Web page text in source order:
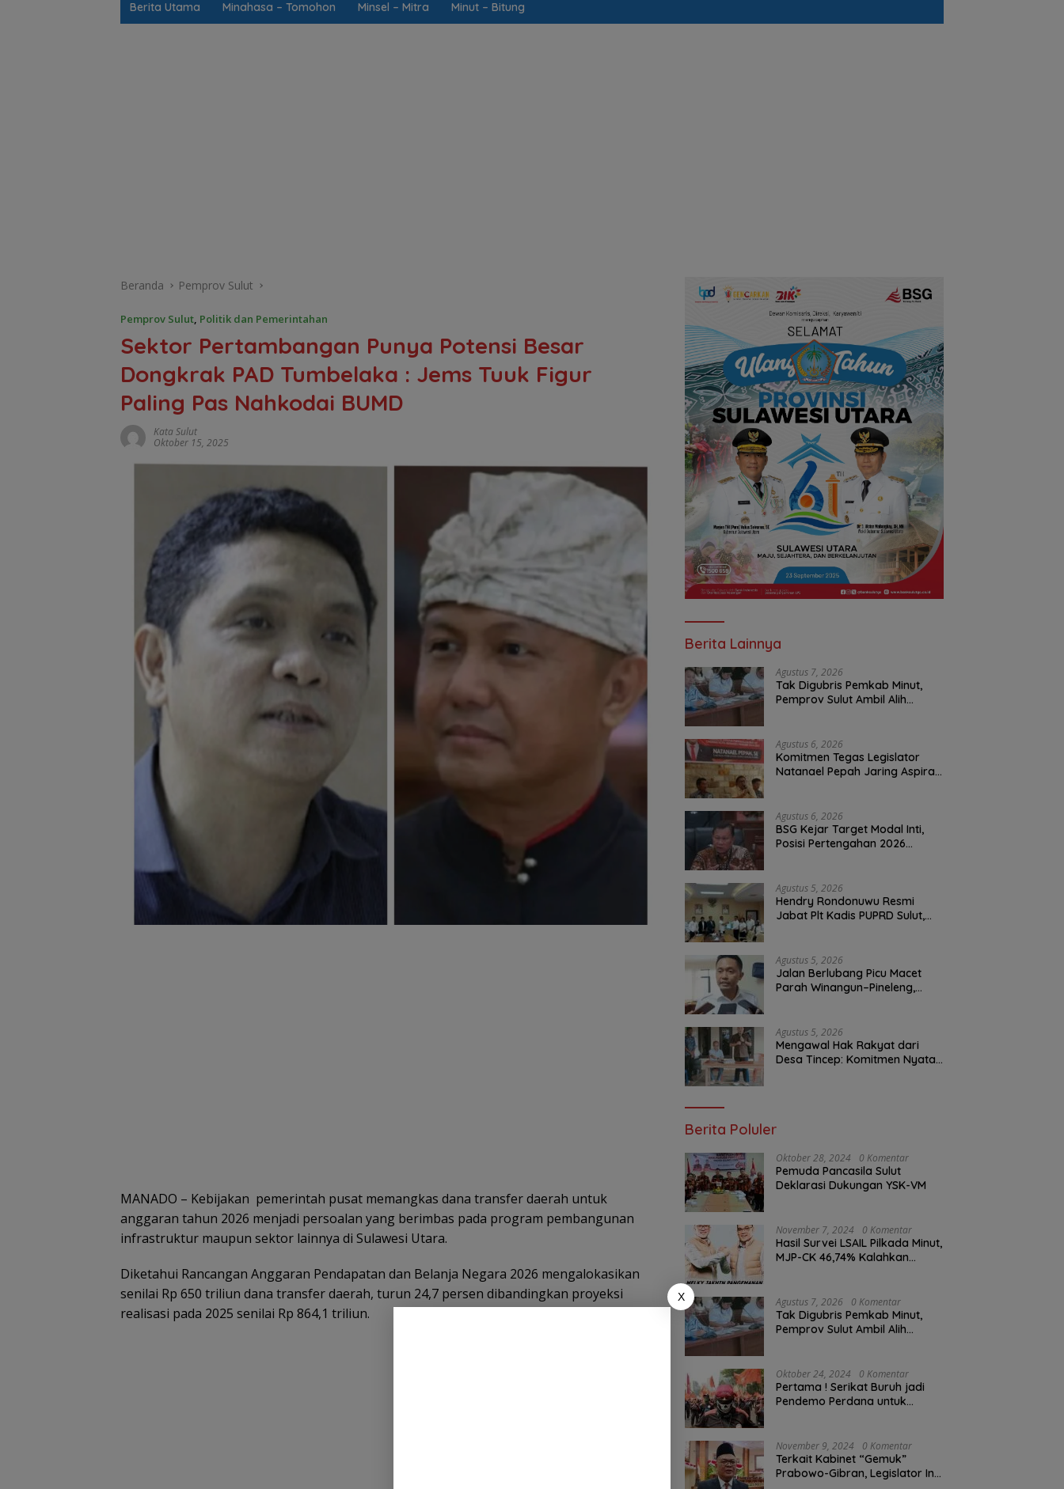
Berita Utama Minahasa – Tomohon Minsel – Mitra Minut – Bitung
Beranda Pemprov Sulut
Pemprov Sulut, Politik dan Pemerintahan
Sektor Pertambangan Punya Potensi Besar
Dongkrak PAD Tumbelaka : Jems Tuuk Figur
Paling Pas Nahkodai BUMD
Kata Sulut
Oktober 15, 2025
MANADO – Kebijakan pemerintah pusat memangkas dana transfer daerah untuk
anggaran tahun 2026 menjadi persoalan yang berimbas pada program pembangunan
infrastruktur maupun sektor lainnya di Sulawesi Utara.
Diketahui Rancangan Anggaran Pendapatan dan Belanja Negara 2026 mengalokasikan
senilai Rp 650 triliun dana transfer daerah, turun 24,7 persen dibandingkan proyeksi
realisasi pada 2025 senilai Rp 864,1 triliun.
Berita Lainnya
Agustus 7, 2026
Tak Digubris Pemkab Minut,
Pemprov Sulut Ambil Alih
Agustus 6, 2026
Komitmen Tegas Legislator
Natanael Pepah Jaring Aspirasi
Infrastruktur
Agustus 6, 2026
BSG Kejar Target Modal Inti,
Posisi Pertengahan 2026
Agustus 5, 2026
Hendry Rondonuwu Resmi
Jabat Plt Kadis PUPRD Sulut,
Layanan Publik
Agustus 5, 2026
Jalan Berlubang Picu Macet
Parah Winangun–Pineleng,
Malam Ini
Agustus 5, 2026
Mengawal Hak Rakyat dari
Desa Tincep: Komitmen Nyata
Berita Poluler
Oktober 28, 2024 0 Komentar
Pemuda Pancasila Sulut
Deklarasi Dukungan YSK-VM
November 7, 2024 0 Komentar
Hasil Survei LSAIL Pilkada Minut,
MJP-CK 46,74% Kalahkan
Agustus 7, 2026 0 Komentar
Tak Digubris Pemkab Minut,
Pemprov Sulut Ambil Alih
Oktober 24, 2024 0 Komentar
Pertama ! Serikat Buruh jadi
Pendemo Perdana untuk
November 9, 2024 0 Komentar
Terkait Kabinet “Gemuk”
Prabowo-Gibran, Legislator Ini
X